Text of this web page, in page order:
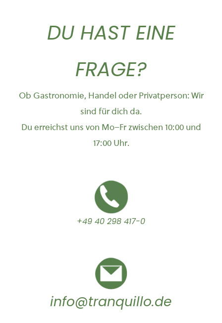
DU HAST EINE
FRAGE?
Ob Gastronomie, Handel oder Privatperson: Wir
sind für dich da.
Du erreichst uns von Mo–Fr zwischen 10:00 und
17:00 Uhr.
+49 40 298 417-0
info@tranquillo.de